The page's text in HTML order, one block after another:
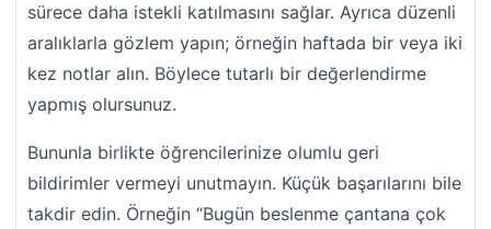
sürece daha istekli katılmasını sağlar. Ayrıca düzenli
aralıklarla gözlem yapın; örneğin haftada bir veya iki
kez notlar alın. Böylece tutarlı bir değerlendirme
yapmış olursunuz.
Bununla birlikte öğrencilerinize olumlu geri
bildirimler vermeyi unutmayın. Küçük başarılarını bile
takdir edin. Örneğin “Bugün beslenme çantana çok